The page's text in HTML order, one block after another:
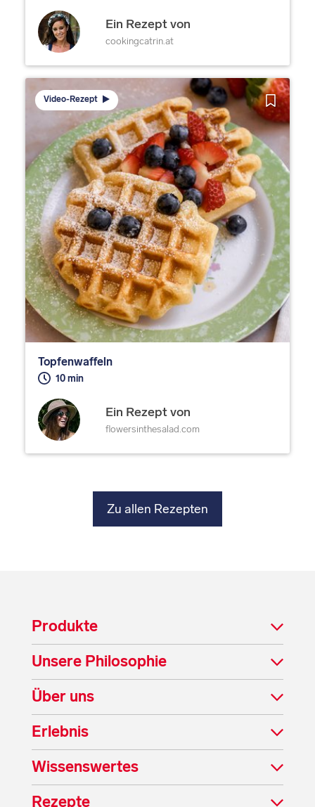
Ein Rezept von
cookingcatrin.at
Video-Rezept
Topfenwaffeln
10 min
Ein Rezept von
flowersinthesalad.com
Zu allen Rezepten
Produkte
Unsere Philosophie
Über uns
Erlebnis
Wissenswertes
Rezepte